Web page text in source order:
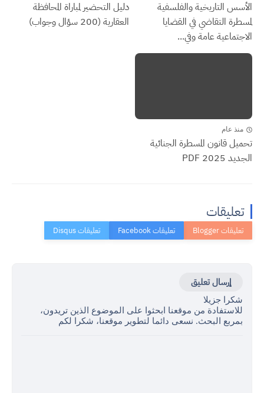
الأسس التاريخية والفلسفية
لمسطرة التقاضي في القضايا
الاجتماعية عامة وفي...
دليل التحضير لمباراة المحافظة
العقارية (200 سؤال وجواب)
منذ عام
تحميل قانون المسطرة الجنائية
الجديد 2025 PDF
تعليقات
إرسال تعليق
شكرا جزيلا
للاستفادة من موقعنا ابحثوا على الموضوع الذين تريدون،
بمربع البحث. نسعى دائما لتطوير موقعنا، شكرا لكم